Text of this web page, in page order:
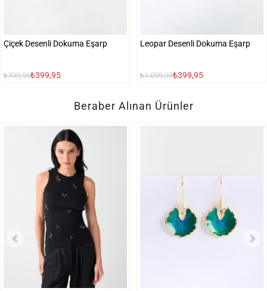
Çiçek Desenli Dokuma Eşarp
₺799,95₺399,95
Leopar Desenli Dokuma Eşarp
₺1.099,95₺399,95
Beraber Alınan Ürünler